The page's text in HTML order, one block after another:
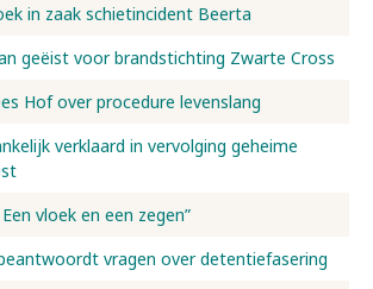
in zaak schietincident Beerta
geëist voor brandstichting Zwarte Cross
Hof over procedure levenslang
verklaard in vervolging geheime
vloek en een zegen”
vragen over detentiefasering